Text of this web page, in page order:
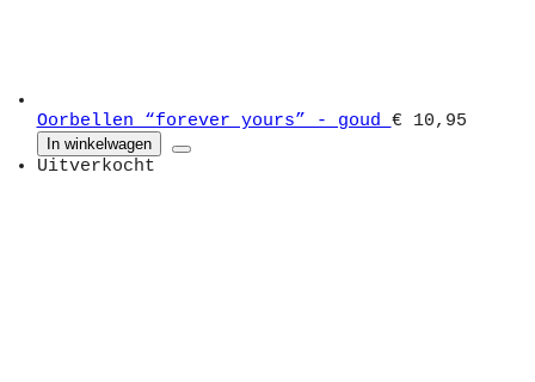
Oorbellen “forever yours” - goud € 10,95
In winkelwagen
Uitverkocht